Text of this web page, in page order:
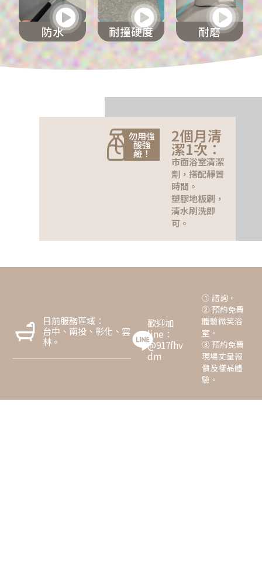
防水 耐撞硬度 耐磨
勿用強
酸強
鹼！
2個月清
潔1次：
市面浴室清潔
劑，搭配靜置
時間。
塑膠地板刷，
清水刷洗即
可。
目前服務區域：
台中、南投、彰化、雲
林。
歡迎加
line：
@917fhv
dm
① 諮詢。
② 預約免費
體驗微笑浴
室。
③ 預約免費
現場丈量報
價及樣品體
驗。